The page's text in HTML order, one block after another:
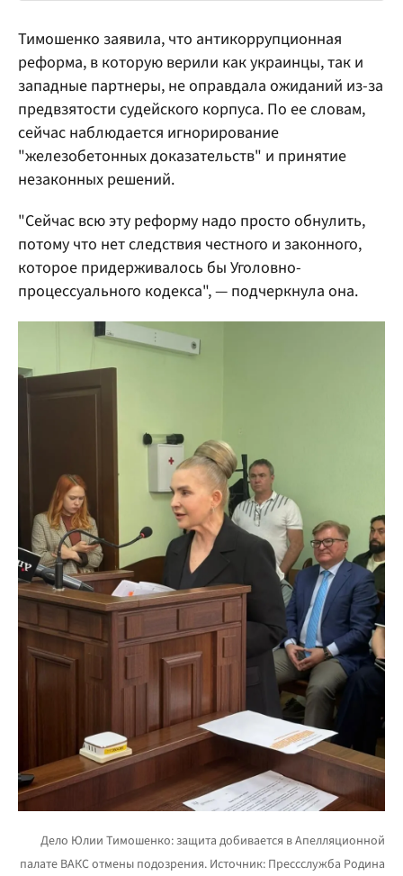
Тимошенко заявила, что антикоррупционная
реформа, в которую верили как украинцы, так и
западные партнеры, не оправдала ожиданий из-за
предвзятости судейского корпуса. По ее словам,
сейчас наблюдается игнорирование
"железобетонных доказательств" и принятие
незаконных решений.
"Сейчас всю эту реформу надо просто обнулить,
потому что нет следствия честного и законного,
которое придерживалось бы Уголовно-
процессуального кодекса", — подчеркнула она.